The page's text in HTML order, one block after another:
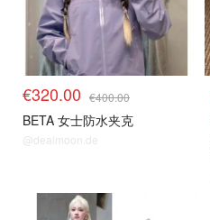
€320.00 €400.00
BETA 女士防水夹克
@dealmoon.de